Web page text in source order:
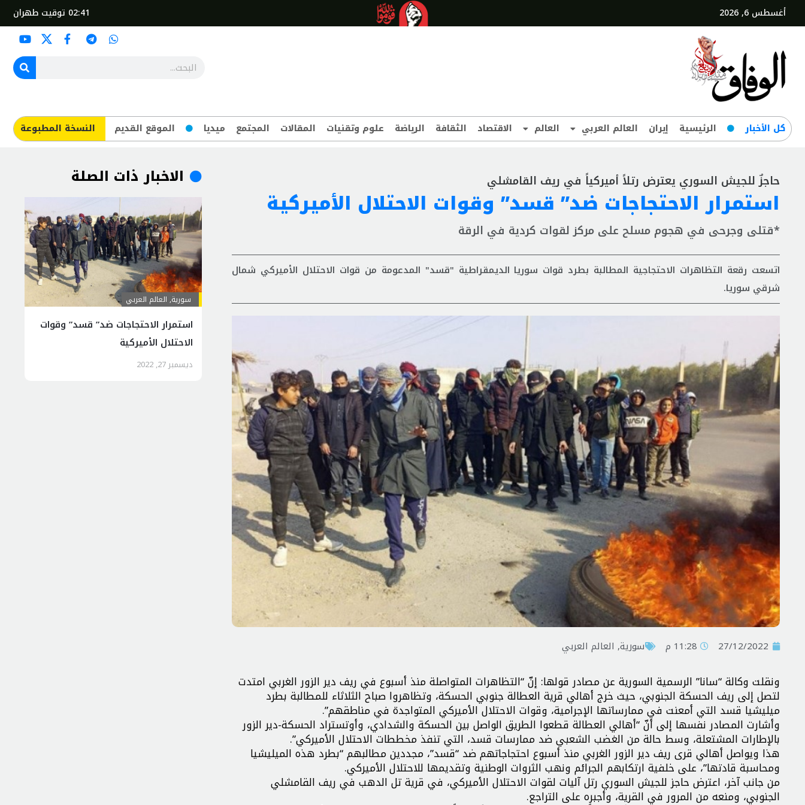
أغسطس 6, 2026 02:41 توقيت طهران
کل‌ الأخبار الرئيسية إيران العالم العربي العالم الاقتصاد الثقافة الرياضة علوم وتقنيات المقالات المجتمع ميديا الموقع القديم ​النسخة المطبوعة
حاجزٌ للجيش السوري يعترض رتلاً أميركياً في ريف القامشلي
استمرار الاحتجاجات ضد” قسد” وقوات الاحتلال الأميركية
*قتلى وجرحى في هجوم مسلح على مركز لقوات كردية في الرقة
اتسعت رقعة التظاهرات الاحتجاجية المطالبة بطرد قوات سوريا الديمقراطية "قسد" المدعومة من قوات الاحتلال الأميركي شمال
شرقي سوريا.
27/12/2022 11:28 م سورية, العالم العربي
ونقلت وكالة “سانا” الرسمية السورية عن مصادر قولها: إنّ “التظاهرات المتواصلة منذ أسبوع في ريف دير الزور الغربي امتدت
لتصل إلى ريف الحسكة الجنوبي، حيث خرج أهالي قرية العطالة جنوبي الحسكة، وتظاهروا صباح الثلاثاء للمطالبة بطرد
ميليشيا قسد التي أمعنت في ممارساتها الإجرامية، وقوات الاحتلال الأميركي المتواجدة في مناطقهم”.
وأشارت المصادر نفسها إلى أنّ “أهالي العطالة قطعوا الطريق الواصل بين الحسكة والشدادي، وأوتستراد الحسكة-دير الزور
بالإطارات المشتعلة، وسط حالة من الغضب الشعبي ضد ممارسات قسد، التي تنفذ مخططات الاحتلال الأميركي”.
هذا ويواصل أهالي قرى ريف دير الزور الغربي منذ أسبوع احتجاجاتهم ضد “قسد”، مجددين مطالبهم “بطرد هذه الميليشيا
ومحاسبة قادتها”، على خلفية ارتكابهم الجرائم ونهب الثروات الوطنية وتقديمها للاحتلال الأميركي.
من جانب آخر، اعترض حاجز للجيش السوري رتل آليات لقوات الاحتلال الأميركي، في قرية تل الدهب في ريف القامشلي
الجنوبي، ومنعه من المرور في القرية، وأجبره على التراجع.
الاخبار ذات الصلة
سورية, العالم العربي
استمرار الاحتجاجات ضد” قسد” وقوات
الاحتلال الأميركية
ديسمبر 27, 2022